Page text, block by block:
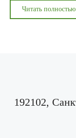
операциям и не
Читать полностью
192102,